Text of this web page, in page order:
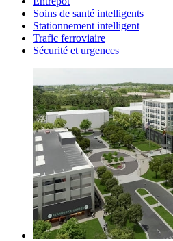
Soins de santé intelligents
Stationnement intelligent
Trafic ferroviaire
Sécurité et urgences